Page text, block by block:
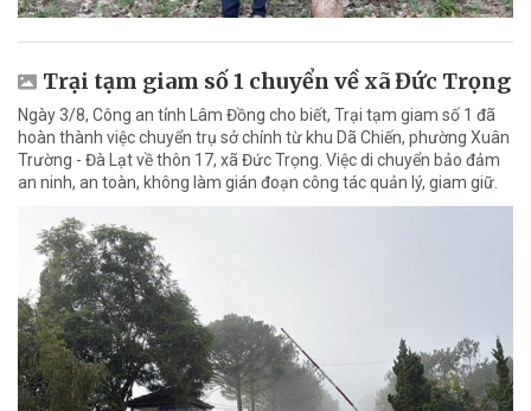
Trại tạm giam số 1 chuyển về xã Đức Trọng
Ngày 3/8, Công an tỉnh Lâm Đồng cho biết, Trại tạm giam số 1 đã
hoàn thành việc chuyển trụ sở chính từ khu Dã Chiến, phường Xuân
Trường - Đà Lạt về thôn 17, xã Đức Trọng. Việc di chuyển bảo đảm
an ninh, an toàn, không làm gián đoạn công tác quản lý, giam giữ.